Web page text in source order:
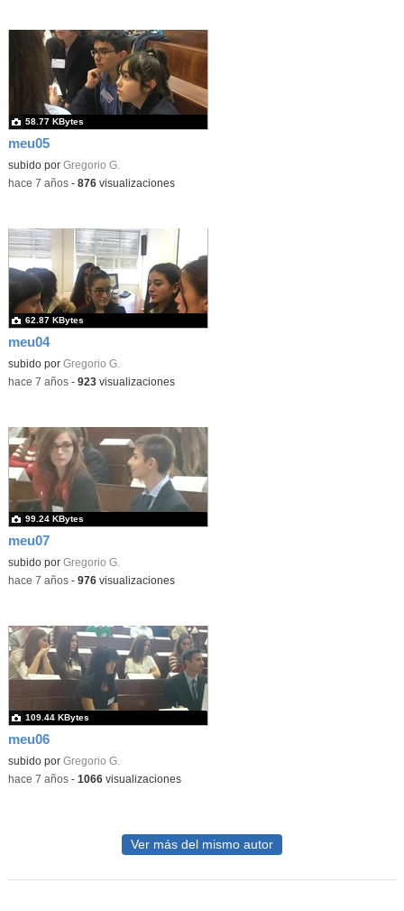
meu05
subido por Gregorio G.
58.77 KBytes
-hace 7 años- 876visualizaciones
meu04
subido por Gregorio G.
62.87 KBytes
-hace 7 años- 923visualizaciones
meu07
subido por Gregorio G.
99.24 KBytes
-hace 7 años- 976visualizaciones
meu06
subido por Gregorio G.
109.44 KBytes
-hace 7 años- 1066visualizaciones
Ver más del mismo autor